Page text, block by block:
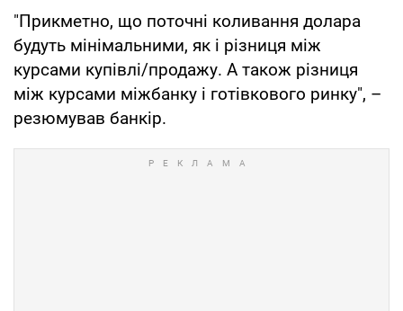
"Прикметно, що поточні коливання долара
будуть мінімальними, як і різниця між
курсами купівлі/продажу. А також різниця
між курсами міжбанку і готівкового ринку", –
резюмував банкір.